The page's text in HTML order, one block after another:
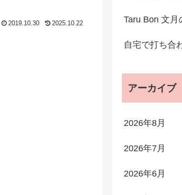
2019.10.30 2025.10.22 Taru Bon 文月
自宅で打ち合
アーカイブ
2026年8月
2026年7月
2026年6月